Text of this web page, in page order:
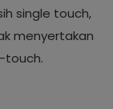
single touch,
menyertakan
touch.